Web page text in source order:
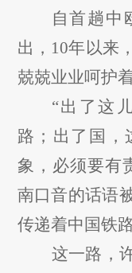
自首趟中
出， 10年以来
兢兢业业呵护
“出了这
路；出了国，
象，必须要有
南口音的话语
传递着中国铁
这一路，